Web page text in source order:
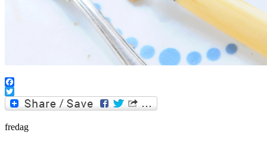
Facebook
Twitter
fredag